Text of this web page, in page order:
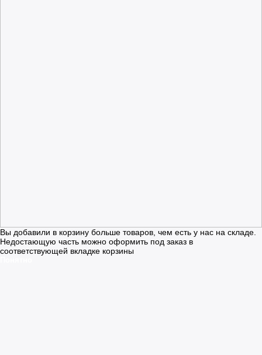
Вы добавили в корзину больше товаров, чем есть у нас на складе.
Недостающую часть можно оформить под заказ в
соответствующей вкладке корзины